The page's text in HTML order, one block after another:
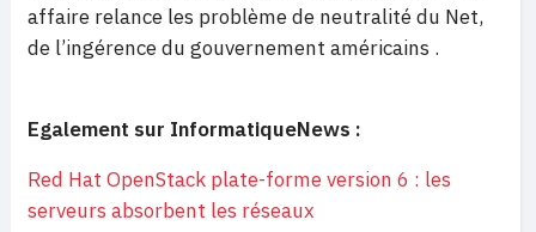
affaire relance les problème de neutralité du Net,
de l’ingérence du gouvernement américains .
Egalement sur InformatiqueNews :
Red Hat OpenStack plate-forme version 6 : les
serveurs absorbent les réseaux